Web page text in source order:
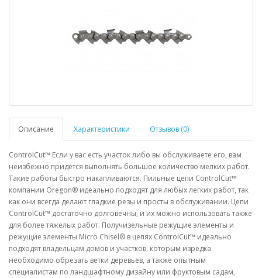
Описание Характеристики Отзывов (0)
ControlCut™ Если у вас есть участок либо вы обслуживаете его, вам
неизбежно придется выполнять большое количество мелких работ.
Такие работы быстро накапливаются. Пильные цепи ControlCut™
компании Oregon® идеально подходят для любых легких работ, так
как они всегда делают гладкие резы и просты в обслуживании. Цепи
ControlCut™ достаточно долговечны, и их можно использовать также
для более тяжелых работ. Получизельные режущие элементы и
режущие элементы Micro Chisel® в цепях ControlCut™ идеально
подходят владельцам домов и участков, которым изредка
необходимо обрезать ветки деревьев, а также опытным
специалистам по ландшафтному дизайну или фруктовым садам,